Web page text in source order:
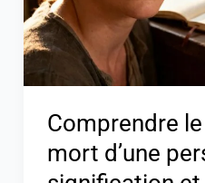
Comprendre
mort d’une
d’une
personne
vivante
:
signification
et
interprétations